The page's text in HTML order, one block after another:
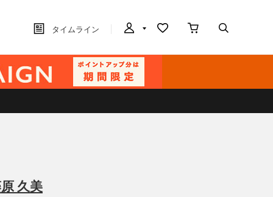
タイムライン
久美